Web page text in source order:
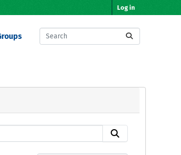
Log in